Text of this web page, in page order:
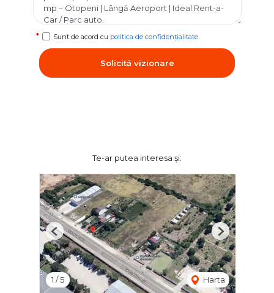
Sunt de acord cu politica de confidențialitate
Solicită vizionare
Te-ar putea interesa și:
1 /5 Harta
Previous Next